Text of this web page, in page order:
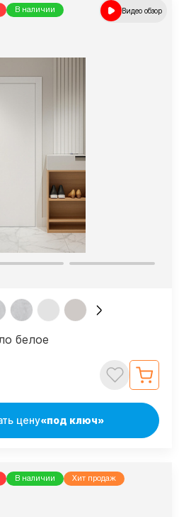
В наличии Видео обзор
белое
цену«под ключ»
В наличии Хит продаж